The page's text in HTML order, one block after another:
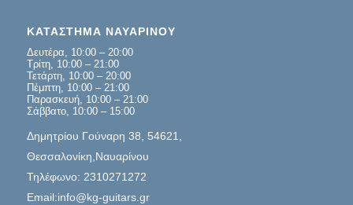
ΚΑΤΑΣΤΗΜΑ ΝΑΥΑΡΙΝΟΥ
Δευτέρα, 10:00 – 20:00
Τρίτη, 10:00 – 21:00
Τετάρτη, 10:00 – 20:00
Πέμπτη, 10:00 – 21:00
Παρασκευή, 10:00 – 21:00
Σάββατο, 10:00 – 15:00
Δημητρίου Γούναρη 38, 54621,
Θεσσαλονίκη,Ναυαρίνου
Τηλέφωνο: 2310271272
Email:info@kg-guitars.gr